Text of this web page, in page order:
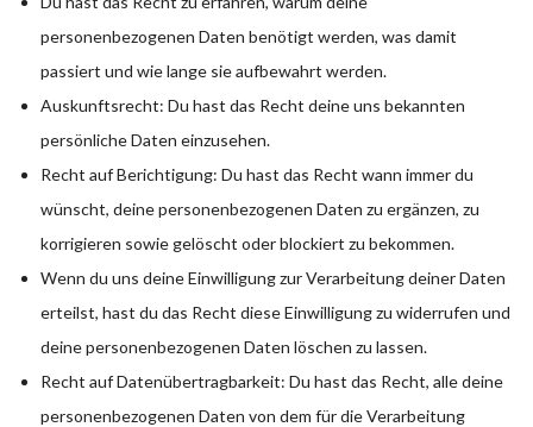
personenbezogenen Daten benötigt werden, was damit
passiert und wie lange sie aufbewahrt werden.
Auskunftsrecht: Du hast das Recht deine uns bekannten
persönliche Daten einzusehen.
Recht auf Berichtigung: Du hast das Recht wann immer du
wünscht, deine personenbezogenen Daten zu ergänzen, zu
korrigieren sowie gelöscht oder blockiert zu bekommen.
Wenn du uns deine Einwilligung zur Verarbeitung deiner Daten
erteilst, hast du das Recht diese Einwilligung zu widerrufen und
deine personenbezogenen Daten löschen zu lassen.
Recht auf Datenübertragbarkeit: Du hast das Recht, alle deine
personenbezogenen Daten von dem für die Verarbeitung